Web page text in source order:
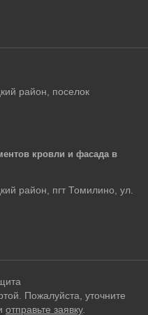
район, поселок
кровли и фасада в
район, пгт Томилино, ул.
Пожалуйста, уточните
отправьте заявку.